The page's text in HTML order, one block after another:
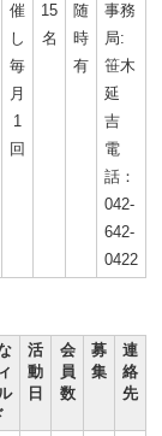
催
し
毎
月
1
回
15
名
随
時
有
事務
局:
笹木
延
吉
電
話：
042-
642-
0422
活
動
日
会
員
数
募
集
連
絡
先